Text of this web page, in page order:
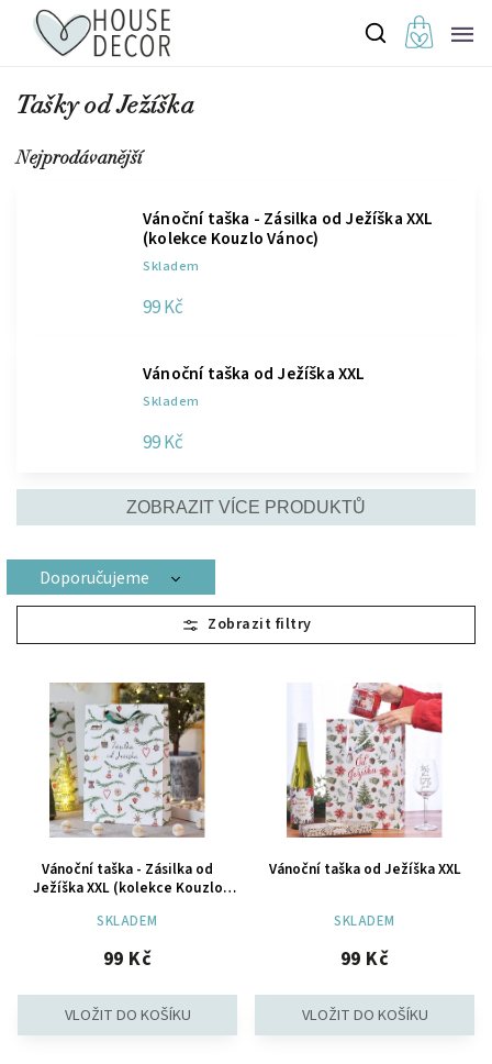
Tašky od Ježíška
Nejprodávanější
Vánoční taška - Zásilka od Ježíška XXL
(kolekce Kouzlo Vánoc)
Skladem
99 Kč
Vánoční taška od Ježíška XXL
Skladem
99 Kč
ZOBRAZIT VÍCE PRODUKTŮ
Doporučujeme
Nejlevnější
Nejdražší
Nejprodávanější
Abecedně
Vánoční taška - Zásilka od
Ježíška XXL (kolekce Kouzlo
SKLADEM
99 Kč
Vánoční taška od Ježíška XXL
SKLADEM
99 Kč